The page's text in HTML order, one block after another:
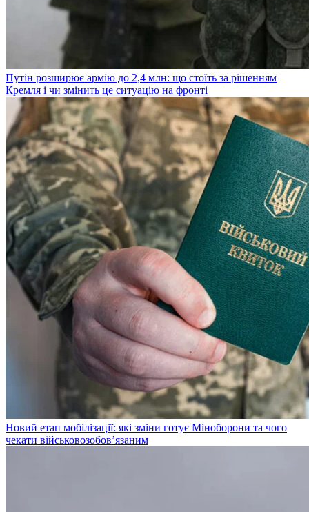
Путін розширює армію до 2,4 млн: що стоїть за рішенням
Кремля і чи змінить це ситуацію на фронті
Новий етап мобілізації: які зміни готує Міноборони та чого
чекати військовозобов’язаним